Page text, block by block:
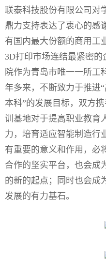
联泰科技股份有限公司对
鼎力支持表达了衷心的感
有国内最大份额的商用工
3D打印市场连结最紧密
院作为青岛市唯一一所工
年多来，不断致力于推进
本科”的发展目标，双方
训基地对于提高职业教育
力，培育适应智能制造行
有重要的意义和作用，必
合作的坚实平台，也会成
的新的起点；同时也会成
发展的有力基石。